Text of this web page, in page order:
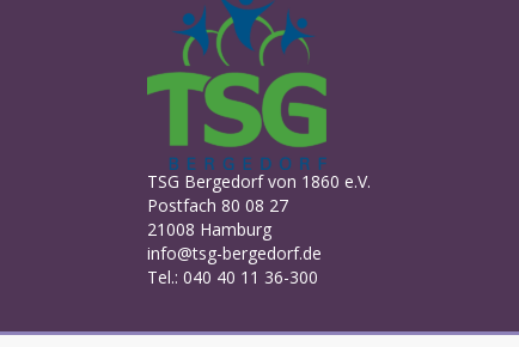
TSG Bergedorf von 1860 e.V.
Postfach 80 08 27
21008 Hamburg
info@tsg-bergedorf.de
Tel.: 040 40 11 36-300